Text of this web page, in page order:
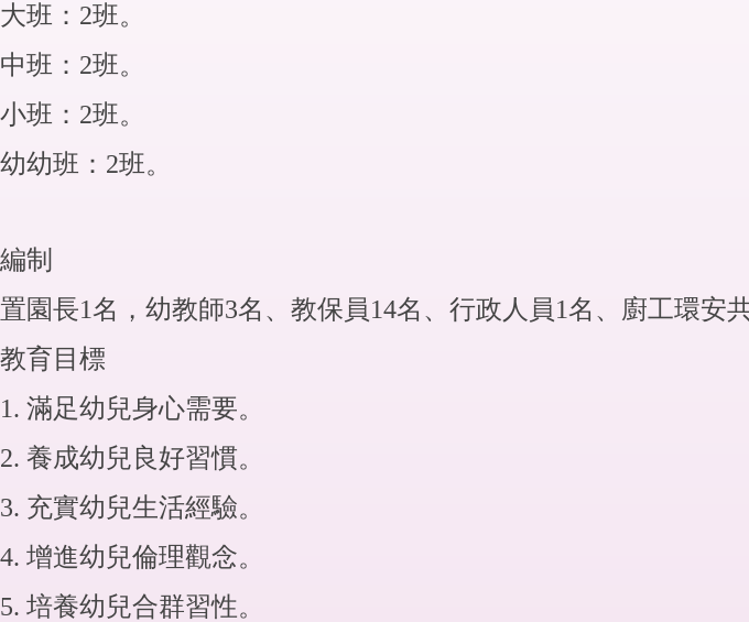
大班：2班。
中班：2班。
小班：2班。
幼幼班：2班。
編制
置園長1名，幼教師3名、教保員14名、行政人員1名、廚工環安共
教育目標
1. 滿足幼兒身心需要。
2. 養成幼兒良好習慣。
3. 充實幼兒生活經驗。
4. 增進幼兒倫理觀念。
5. 培養幼兒合群習性。